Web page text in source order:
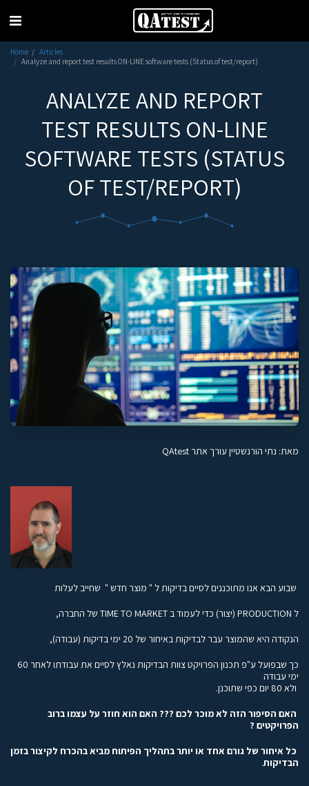
Home
Articles
Analyze and report test results ON-LINE software tests (Status of test/report)
ANALYZE AND REPORT
TEST RESULTS ON-LINE
SOFTWARE TESTS (STATUS
OF TEST/REPORT)
מאת: נתי הורנשטיין עורך אתר QAtest
שבוע הבא אנו מתוכננים לסיים בדיקות ל " מוצר חדש " שחייב לעלות
ל PRODUCTION (יצור) כדי לעמוד ב TIME TO MARKET של החברה,
הנקודה היא שהמוצר עבר לבדיקות באיחור של 20 ימי בדיקות (עבודה),
כך שבפועל ע"פ תכנון הפרויקט צוות הבדיקות נאלץ לסיים את עבודתו לאחר 60
ימי עבודה
ולא 80 יום כפי שתוכנן.
האם הסיפור הזה לא מוכר לכם ??? האם הוא חוזר על עצמו ברוב
הפרויקטים ?
כל איחור של גורם אחד או יותר בתהליך הפיתוח מביא בהכרח לקיצור בזמן
הבדיקות.